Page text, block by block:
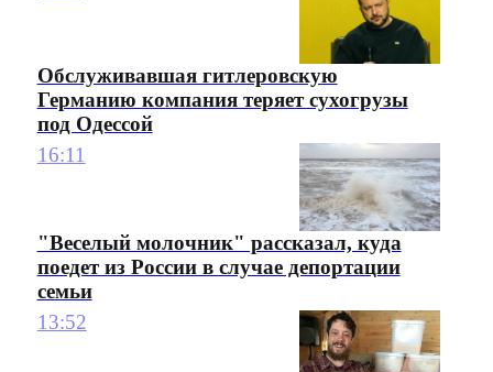
Обслуживавшая гитлеровскую
Германию компания теряет сухогрузы
под Одессой
16:11
"Веселый молочник" рассказал, куда
поедет из России в случае депортации
семьи
13:52